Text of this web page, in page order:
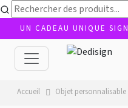
UN CADEAU UNIQUE
Accueil Objet personnalisable